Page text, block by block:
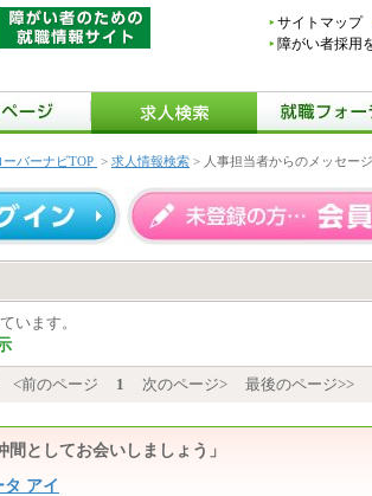
サイトマップ
障がい者採用
バーナビTOP > 求人情報検索 > 人事担当者からのメッセージ
います。
<前のページ 1 次のページ> 最後のページ>>
としてお会いしましょう」
アイ